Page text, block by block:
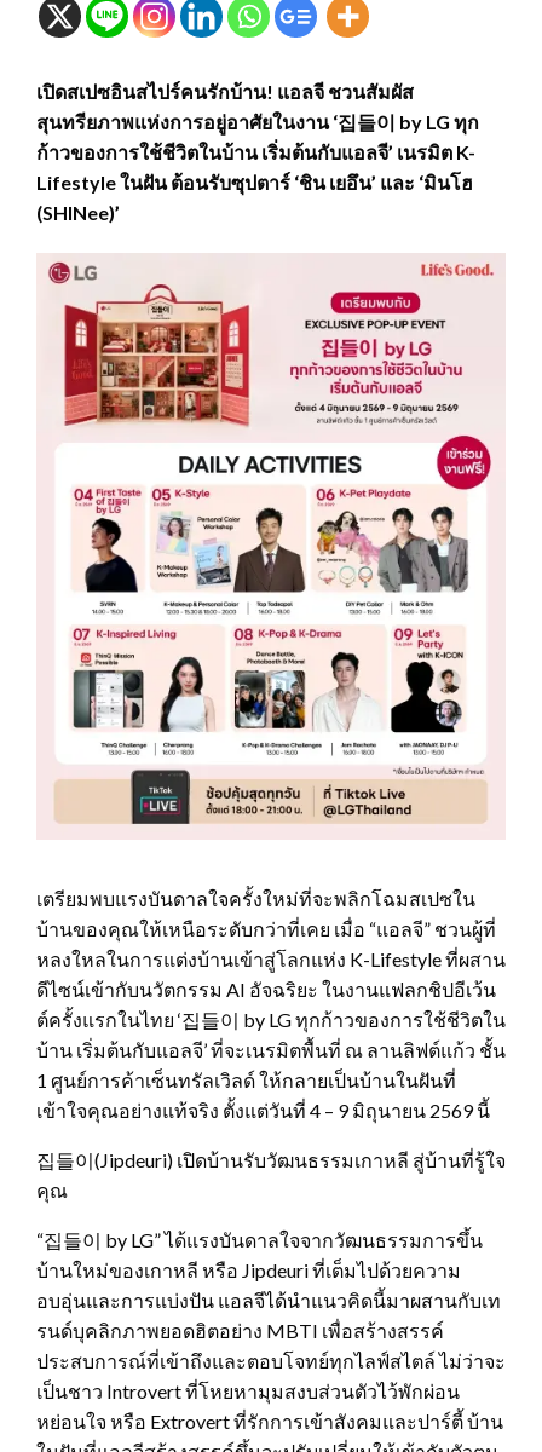
เปิดสเปซอินสไปร์คนรักบ้าน! แอลจี ชวนสัมผัส
สุนทรียภาพแห่งการอยู่อาศัยในงาน ‘집들이 by LG ทุก
ก้าวของการใช้ชีวิตในบ้าน เริ่มต้นกับแอลจี’ เนรมิต K-
Lifestyle ในฝัน ต้อนรับซุปตาร์ ‘ชิน เยอึน’ และ ‘มินโฮ
(SHINee)’
เตรียมพบแรงบันดาลใจครั้งใหม่ที่จะพลิกโฉมสเปซใน
บ้านของคุณให้เหนือระดับกว่าที่เคย เมื่อ “แอลจี” ชวนผู้ที่
หลงใหลในการแต่งบ้านเข้าสู่โลกแห่ง K-Lifestyle ที่ผสาน
ดีไซน์เข้ากับนวัตกรรม AI อัจฉริยะ ในงานแฟลกชิปอีเว้น
ต์ครั้งแรกในไทย ‘집들이 by LG ทุกก้าวของการใช้ชีวิตใน
บ้าน เริ่มต้นกับแอลจี’ ที่จะเนรมิตพื้นที่ ณ ลานลิฟต์แก้ว ชั้น
1 ศูนย์การค้าเซ็นทรัลเวิลด์ ให้กลายเป็นบ้านในฝันที่
เข้าใจคุณอย่างแท้จริง ตั้งแต่วันที่ 4 – 9 มิถุนายน 2569 นี้
집들이(Jipdeuri) เปิดบ้านรับวัฒนธรรมเกาหลี สู่บ้านที่รู้ใจ
คุณ
“집들이 by LG” ได้แรงบันดาลใจจากวัฒนธรรมการขึ้น
บ้านใหม่ของเกาหลี หรือ Jipdeuri ที่เต็มไปด้วยความ
อบอุ่นและการแบ่งปัน แอลจีได้นำแนวคิดนี้มาผสานกับเท
รนด์บุคลิกภาพยอดฮิตอย่าง MBTI เพื่อสร้างสรรค์
ประสบการณ์ที่เข้าถึงและตอบโจทย์ทุกไลฟ์สไตล์ ไม่ว่าจะ
เป็นชาว Introvert ที่โหยหามุมสงบส่วนตัวไว้พักผ่อน
หย่อนใจ หรือ Extrovert ที่รักการเข้าสังคมและปาร์ตี้ บ้าน